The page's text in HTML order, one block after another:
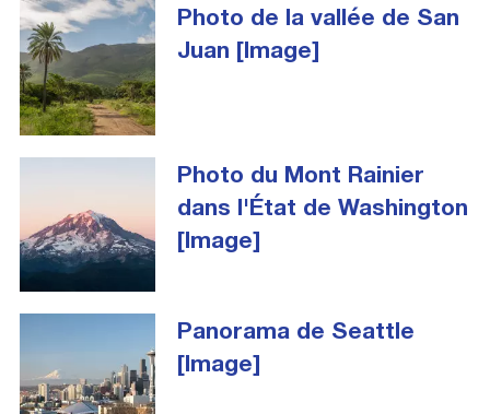
Photo de la vallée de San
Juan [Image]
Photo du Mont Rainier
dans l'État de Washington
[Image]
Panorama de Seattle
[Image]